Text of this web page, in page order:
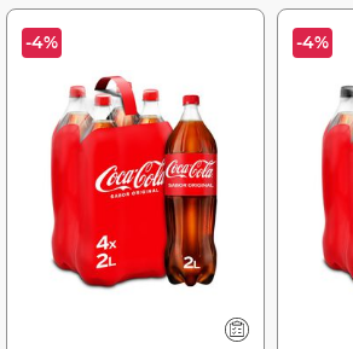
-4% -4%